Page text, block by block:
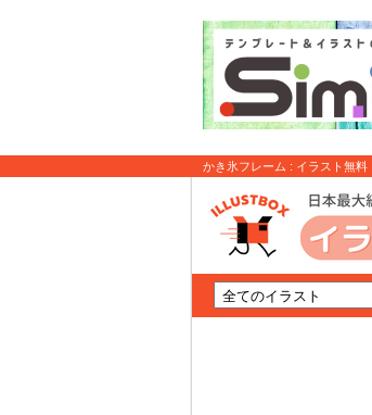
かき氷フレーム : イラスト無料